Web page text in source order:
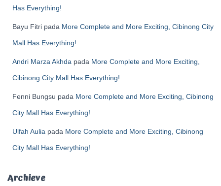
Has Everything!
Bayu Fitri pada More Complete and More Exciting, Cibinong City
Mall Has Everything!
Andri Marza Akhda pada More Complete and More Exciting,
Cibinong City Mall Has Everything!
Fenni Bungsu pada More Complete and More Exciting, Cibinong
City Mall Has Everything!
Ulfah Aulia pada More Complete and More Exciting, Cibinong
City Mall Has Everything!
Archieve